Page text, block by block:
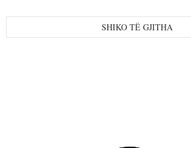
SHIKO TË GJITHA